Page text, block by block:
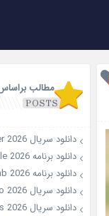
مطالب
دانلود سریال Blossoms of Power 2026
دانلود برنامه Murder Club: Liar’s Table 2026
دانلود برنامه The Love Lab 2026
دانلود سریال Overdo 2026
دانلود سریال A Shop for Killers 2026